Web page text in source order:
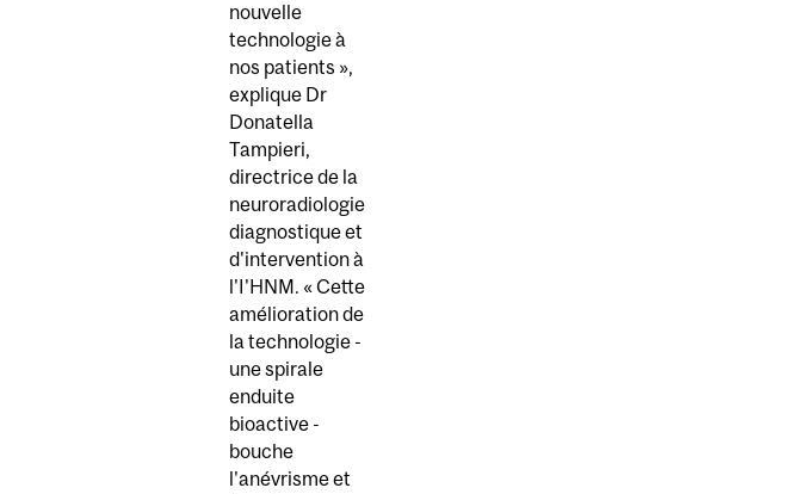
nouvelle
technologie à
nos patients »,
explique Dr
Donatella
Tampieri,
directrice de la
neuroradiologie
diagnostique et
d'intervention à
l'I'HNM. « Cette
amélioration de
la technologie -
une spirale
enduite
bioactive -
bouche
l'anévrisme et